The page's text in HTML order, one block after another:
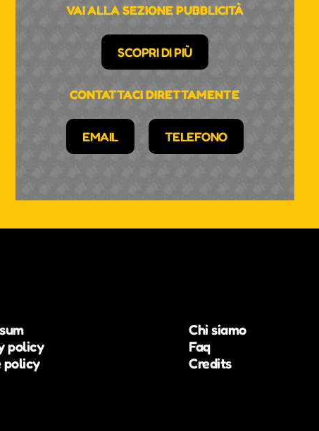
VAI ALLA SEZIONE PUBBLICITÀ
SCOPRI DI PIÙ
CONTATTACI DIRETTAMENTE
EMAIL TELEFONO
policy
policy
Chi siamo
Faq
Credits